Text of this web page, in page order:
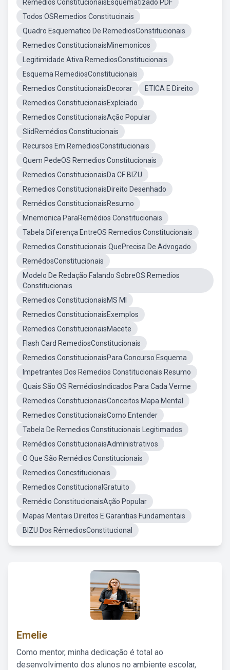
Remédios ConstitucionaisEsquematizado PDF
Todos OSRemedios Constitucinais
Quadro Esquematico De RemediosConstitucionais
Remedios ConstitucionaisMinemonicos
Legitimidade Ativa RemediosConstitucionais
Esquema RemediosConstitucionais
Remedios ConstitucionaisDecorar
ETICA E Direito
Remedios ConstitucionaisExplciado
Remedios ConstitucionaisAção Popular
SlidRemédios Constitucionais
Recursos Em RemediosConstitucionais
Quem PedeOS Remedios Constitucionais
Remedios ConstitucionaisDa CF BIZU
Remedios ConstitucionaisDireito Desenhado
Remédios ConstitucionaisResumo
Mnemonica ParaRemédios Constitucionais
Tabela Diferença EntreOS Remedios Constitucionais
Remedios Constitucionais QuePrecisa De Advogado
RemédosConstitucionais
Modelo De Redação Falando SobreOS Remedios
Constitucionais
Remedios ConstitucionaisMS MI
Remedios ConstitucionaisExemplos
Remedios ConstitucionaisMacete
Flash Card RemediosConstitucionais
Remedios ConstitucionaisPara Concurso Esquema
Impetrantes Dos Remedios Constitucionais Resumo
Quais São OS RemédiosIndicados Para Cada Verme
Remedios ConstitucionaisConceitos Mapa Mental
Remedios ConstitucionaisComo Entender
Tabela De Remedios Constitucionais Legitimados
Remédios ConstitucionaisAdministrativos
O Que São Remédios Constitucionais
Remedios Concstitucionais
Remedios ConstitucionalGratuito
Remédio ConstitucionaisAção Popular
Mapas Mentais Direitos E Garantias Fundamentais
BIZU Dos RémediosConstitucional
Emelie
Como mentor, minha dedicação é total ao
desenvolvimento dos alunos no ambiente escolar,